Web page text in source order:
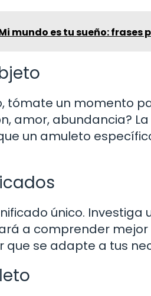
mundo es tu sueño: frases
tómate un momento
amor, abundancia?
un amuleto
único. Investiga
a comprender
que se adapte a tus